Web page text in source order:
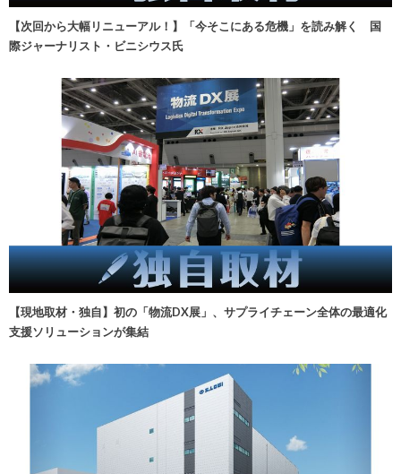
【次回から大幅リニューアル！】「今そこにある危機」を読み解く 国
際ジャーナリスト・ビニシウス氏
【現地取材・独自】初の「物流DX展」、サプライチェーン全体の最適化
支援ソリューションが集結